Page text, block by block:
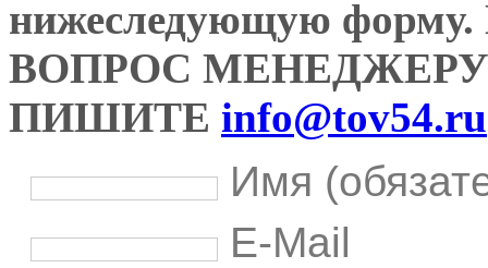
нижеследующую
ВОПРОС
ПИШИТЕ info@tov54.ru
Имя
E-Mail